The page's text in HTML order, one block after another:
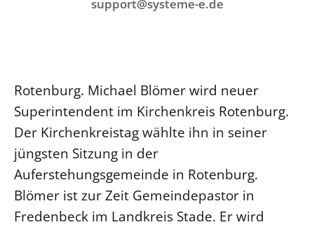
support@systeme-e.de
Rotenburg. Michael Blömer wird neuer
Superintendent im Kirchenkreis Rotenburg.
Der Kirchenkreistag wählte ihn in seiner
jüngsten Sitzung in der
Auferstehungsgemeinde in Rotenburg.
Blömer ist zur Zeit Gemeindepastor in
Fredenbeck im Landkreis Stade. Er wird
LANDESKIRCHENAMT
Willkommen
Kollegium
Abteilungen des Landeskirchenamts
Rechnungsprüfungsamt
Fachstelle Sexualisierte Gewalt
Beschwerdestellen
Positionen
Ökumene
Religionen
Erneuerbare Energien
Mobilität
Gebäude
Barrierefreiheit
Presse
Freie Stellen
Service für Gemeinden
Suche